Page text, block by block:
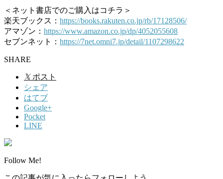
＜ネット書店でのご購入はコチラ＞
楽天ブックス： https://books.rakuten.co.jp/rb/17128506/
アマゾン： https://www.amazon.co.jp/dp/4052055608
セブンネット： https://7net.omni7.jp/detail/1107298622
SHARE
𝕏 ポスト
シェア
はてブ
Google+
Pocket
LINE
Follow Me!